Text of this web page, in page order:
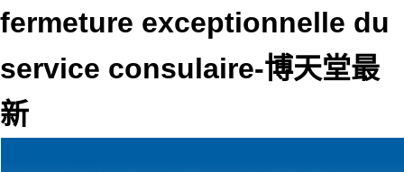
fermeture exceptionnelle du
service consulaire-博天堂最
新